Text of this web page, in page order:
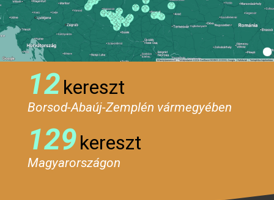
12kereszt
Borsod-Abaúj-Zemplén vármegyében
129kereszt
Magyarországon